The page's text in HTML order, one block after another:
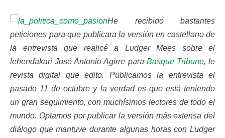
He recibido bastantes
peticiones para que publicara la versión en castellano de
la entrevista que realicé a Ludger Mees sobre el
lehendakari José Antonio Agirre para Basque Tribune, le
revista digital que edito. Publicamos la entrevista el
pasado 11 de octubre y la verdad es que está teniendo
un gran seguimiento, con muchísimos lectores de todo el
mundo. Optamos por publicar la versión más extensa del
diálogo que mantuve durante algunas horas con Ludger